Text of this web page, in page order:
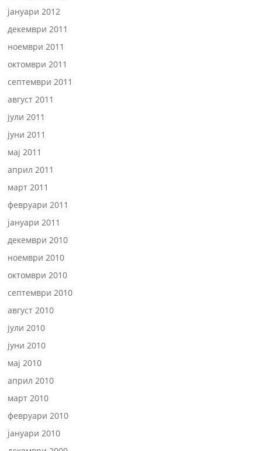
јануари 2012
декември 2011
ноември 2011
октомври 2011
септември 2011
август 2011
јули 2011
јуни 2011
мај 2011
април 2011
март 2011
февруари 2011
јануари 2011
декември 2010
ноември 2010
октомври 2010
септември 2010
август 2010
јули 2010
јуни 2010
мај 2010
април 2010
март 2010
февруари 2010
јануари 2010